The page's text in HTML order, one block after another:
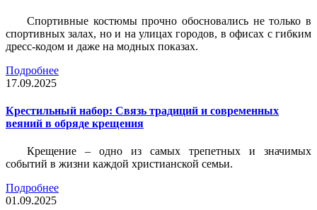
Спортивные костюмы прочно обосновались не только в
спортивных залах, но и на улицах городов, в офисах с гибким
дресс-кодом и даже на модных показах.
Подробнее
17.09.2025
Крестильный набор: Связь традиций и современных
веяний в обряде крещения
Крещение – одно из самых трепетных и значимых
событий в жизни каждой христианской семьи.
Подробнее
01.09.2025